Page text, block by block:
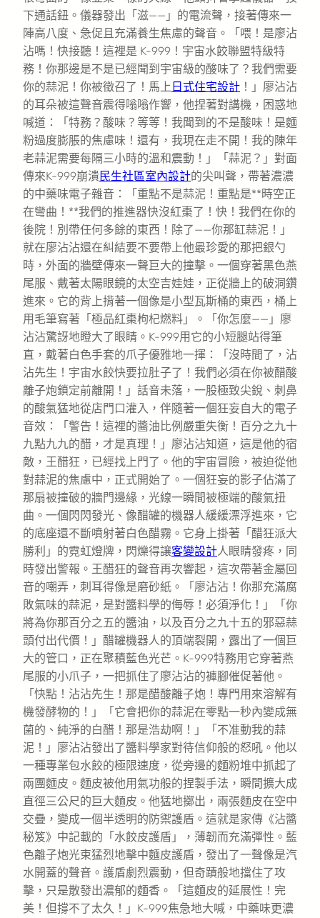
下通話鈕。儀器發出「滋——」的電流聲，接著傳來一
陣高八度、急促且充滿養生焦慮的聲音。「喂！是廖沾
沾嗎！快接聽！這裡是 K-999！宇宙水餃聯盟特級特
務！你那邊是不是已經聞到宇宙級的酸味了？我們需要
你的蒜泥！你被徵召了！馬上 日式住宅設計 ！」廖沾沾
的耳朵被這聲音震得嗡嗡作響，他捏著對講機，困惑地
喊道：「特務？酸味？等等！我聞到的不是酸味！是麵
粉過度膨脹的焦慮味！還有，我現在走不開！我的陳年
老蒜泥需要每隔三小時的溫和震動！」「蒜泥？」對面
傳來K-999崩潰民生社區室內設計的尖叫聲，帶著濃濃
的中藥味電子雜音：「重點不是蒜泥！重點是**時空正
在彎曲！**我們的推進器快沒紅棗了！快！我們在你的
後院！別帶任何多餘的東西！除了——你那缸蒜泥！」
就在廖沾沾還在糾結要不要帶上他最珍愛的那把銀勺
時，外面的牆壁傳來一聲巨大的撞擊。一個穿著黑色燕
尾服、戴著太陽眼鏡的太空吉娃娃，正從牆上的破洞鑽
進來。它的背上揹著一個像是小型瓦斯桶的東西，桶上
用毛筆寫著「極品紅棗枸杞燃料」。「你怎麼——」廖
沾沾驚訝地瞪大了眼睛。K-999用它的小短腿站得筆
直，戴著白色手套的爪子優雅地一揮：「沒時間了，沾
沾先生！宇宙水餃快要拉肚子了！我們必須在你被醋酸
離子炮鎖定前離開！」話音未落，一股極致尖銳、刺鼻
的酸氣猛地從店門口灌入，伴隨著一個狂妄自大的電子
音效：「警告！這裡的醬油比例嚴重失衡！百分之九十
九點九九的醋，才是真理！」廖沾沾知道，這是他的宿
敵，王醋狂，已經找上門了。他的宇宙冒險，被迫從他
對蒜泥的焦慮中，正式開始了。一個狂妄的影子佔滿了
那扇被撞破的牆門邊緣，光線一瞬間被極端的酸氣扭
曲。一個閃閃發光、像醋罐的機器人緩緩漂浮進來，它
的底座還不斷噴射著白色醋霧。它身上掛著「醋狂派大
勝利」的霓虹燈牌，閃爍得讓客變設計人眼睛發疼，同
時發出警報。王醋狂的聲音再次響起，這次帶著金屬回
音的嘲弄，刺耳得像是磨砂紙。「廖沾沾！你那充滿腐
敗氣味的蒜泥，是對醬料學的侮辱！必須淨化！」「你
將為你那百分之五的醬油，以及百分之九十五的邪惡蒜
頭付出代價！」醋罐機器人的頂端裂開，露出了一個巨
大的管口，正在聚積藍色光芒。K-999特務用它穿著燕
尾服的小爪子，一把抓住了廖沾沾的褲腳催促著他。
「快點！沾沾先生！那是醋酸離子炮！專門用來溶解有
機發酵物的！」「它會把你的蒜泥在零點一秒內變成無
菌的、純淨的白醋！那是浩劫啊！」「不准動我的蒜
泥！」廖沾沾發出了醬料學家對待信仰般的怒吼。他以
一種專業包水餃的極限速度，從旁邊的麵粉堆中抓起了
兩團麵皮。麵皮被他用氣功般的捏製手法，瞬間擴大成
直徑三公尺的巨大麵皮。他猛地擲出，兩張麵皮在空中
交疊，變成一個半透明的防禦護盾。這就是家傳《沾醬
秘笈》中記載的「水餃皮護盾」，薄韌而充滿彈性。藍
色離子炮光束猛烈地擊中麵皮護盾，發出了一聲像是汽
水開蓋的聲音。護盾劇烈震動，但奇蹟般地擋住了攻
擊，只是散發出濃郁的麵香。「這麵皮的延展性！完
美！但撐不了太久！」K-999焦急地大喊，中藥味更濃